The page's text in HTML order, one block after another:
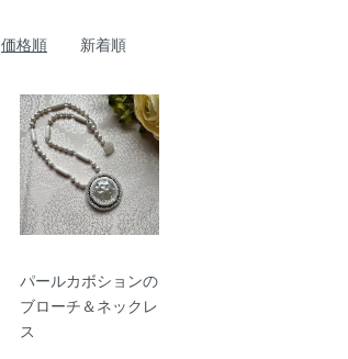
価格順 新着順
パールカボションの
ブローチ＆ネックレ
ス